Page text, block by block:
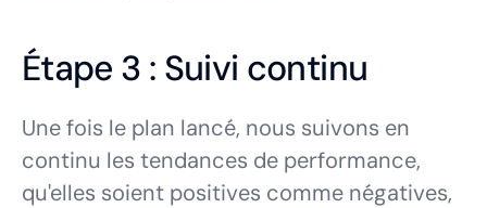
Étape 3 : Suivi continu
Une fois le plan lancé, nous suivons en
continu les tendances de performance,
qu'elles soient positives comme négatives,